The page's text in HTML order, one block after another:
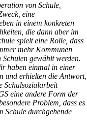
von Schule,
eine
in einem konkreten
die dann aber im
spielt eine Rolle, dass
mehr Kommunen
gewählt werden.
haben einmal in einer
und erhielten die Antwort,
Schulsozialarbeit
eine andere Form der
Problem, dass es
Schule durchgehende